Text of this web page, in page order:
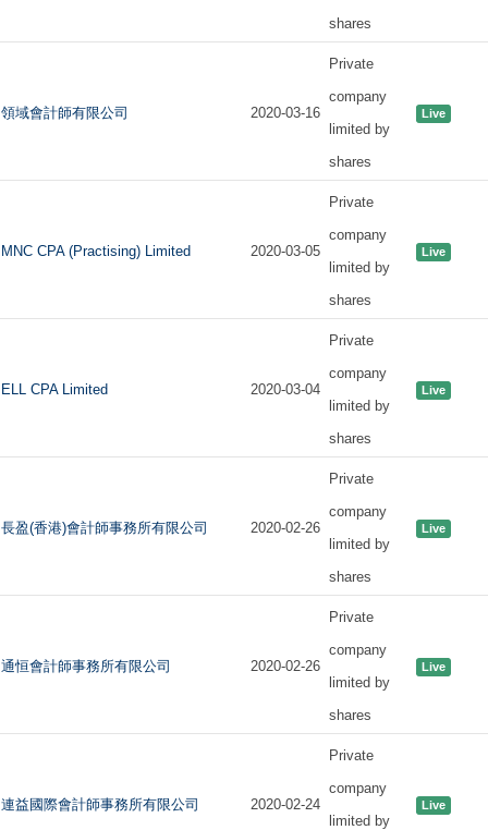
shares
領域會計師有限公司 2020-03-16
Private
company
limited by
shares
Live
MNC CPA (Practising) Limited 2020-03-05
Private
company
limited by
shares
Live
ELL CPA Limited 2020-03-04
Private
company
limited by
shares
Live
長盈(香港)會計師事務所有限公司 2020-02-26
Private
company
limited by
shares
Live
通恒會計師事務所有限公司 2020-02-26
Private
company
limited by
shares
Live
連益國際會計師事務所有限公司 2020-02-24
Private
company
limited by
Live